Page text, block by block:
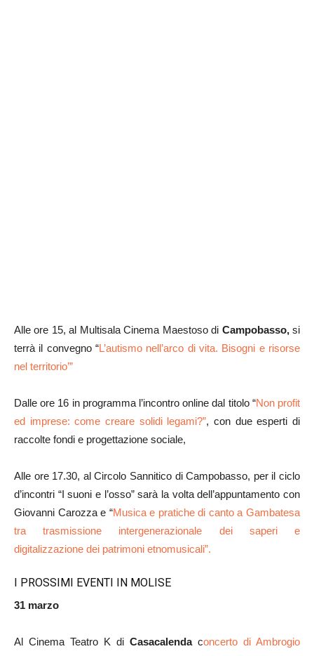
Alle ore 15, al Multisala Cinema Maestoso di Campobasso,si
terrà il convegno “L’autismo nell’arco di vita. Bisogni e risorse
nel territorio’”
Dalle ore 16 in programma l’incontro online dal titolo “Non profit
ed imprese: come creare solidi legami?”, con due esperti di
raccolte fondi e progettazione sociale,
Alle ore 17.30, al Circolo Sannitico di Campobasso, per il ciclo
d’incontri “I suoni e l’osso” sarà la volta dell’appuntamento con
Giovanni Carozza e “Musica e pratiche di canto a Gambatesa
tra trasmissione intergenerazionale dei saperi e
digitalizzazione dei patrimoni etnomusicali”.
I PROSSIMI EVENTI IN MOLISE
31 marzo
Al Cinema Teatro K di Casacalendaconcerto di Ambrogio